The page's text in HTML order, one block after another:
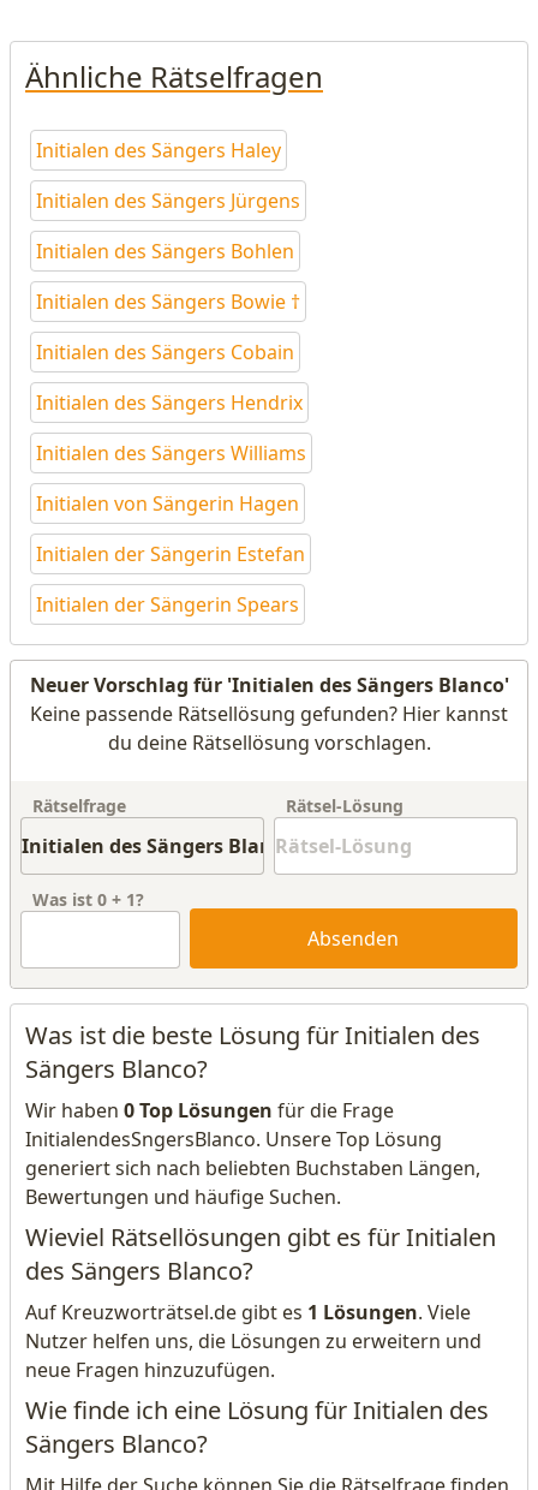
Ähnliche Rätselfragen
Initialen des Sängers Haley
Initialen des Sängers Jürgens
Initialen des Sängers Bohlen
Initialen des Sängers Bowie †
Initialen des Sängers Cobain
Initialen des Sängers Hendrix
Initialen des Sängers Williams
Initialen von Sängerin Hagen
Initialen der Sängerin Estefan
Initialen der Sängerin Spears
Neuer Vorschlag für 'Initialen des Sängers Blanco'
Keine passende Rätsellösung gefunden? Hier kannst
du deine Rätsellösung vorschlagen.
Rätselfrage Rätsel-Lösung
Was ist 0 + 1?
Absenden
Was ist die beste Lösung für Initialen des
Sängers Blanco?
Wir haben 0 Top Lösungen für die Frage
InitialendesSngersBlanco. Unsere Top Lösung
generiert sich nach beliebten Buchstaben Längen,
Bewertungen und häufige Suchen.
Wieviel Rätsellösungen gibt es für Initialen
des Sängers Blanco?
Auf Kreuzworträtsel.de gibt es 1 Lösungen. Viele
Nutzer helfen uns, die Lösungen zu erweitern und
neue Fragen hinzuzufügen.
Wie finde ich eine Lösung für Initialen des
Sängers Blanco?